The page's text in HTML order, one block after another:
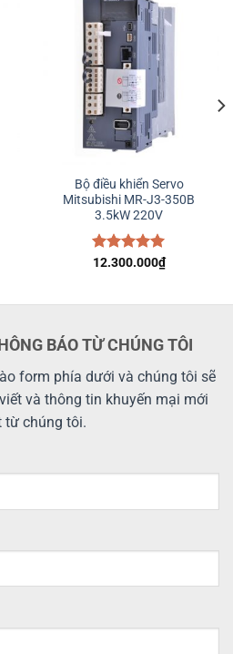
Bộ điều khiển Servo
Mitsubishi MR-J3-350B
3.5kW 220V
Được xếp
12.300.000₫
BÁO TỪ CHÚNG TÔI
form phía dưới và chúng tôi sẽ
và thông tin khuyến mại mới
từ chúng tôi.